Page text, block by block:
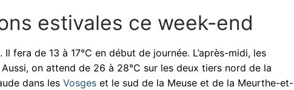
estivales ce week-end
fera de 13 à 17°C en début de journée. L’après-midi, les
on attend de 26 à 28°C sur les deux tiers nord de la
dans les Vosges et le sud de la Meuse et de la Meurthe-et-